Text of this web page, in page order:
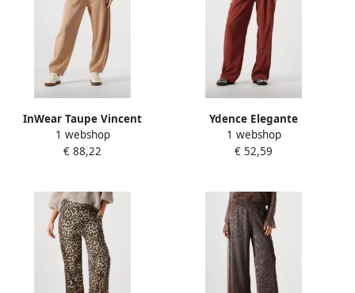
InWear Taupe Vincent
Broeken voor Vrouwen
Beige Dames
1 webshop
€ 88,22
Ydence Elegante
Roestkleurige Pantalon
Phoebe Red Dames
1 webshop
€ 52,59